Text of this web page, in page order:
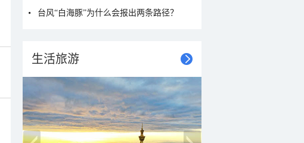
台风“白海豚”为什么会报出两条路径？
生活旅游